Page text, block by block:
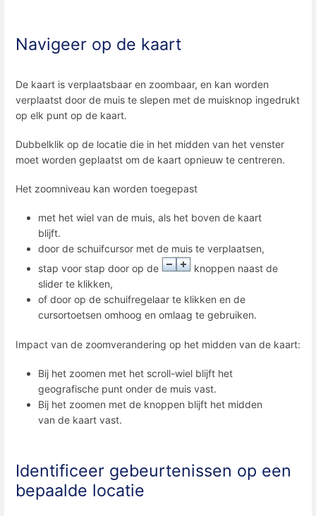
Navigeer op de kaart
De kaart is verplaatsbaar en zoombaar, en kan worden
verplaatst door de muis te slepen met de muisknop ingedrukt
op elk punt op de kaart.
Dubbelklik op de locatie die in het midden van het venster
moet worden geplaatst om de kaart opnieuw te centreren.
Het zoomniveau kan worden toegepast
met het wiel van de muis, als het boven de kaart
blijft.
door de schuifcursor met de muis te verplaatsen,
stap voor stap door op de
knoppen naast de
slider te klikken,
of door op de schuifregelaar te klikken en de
cursortoetsen omhoog en omlaag te gebruiken.
Impact van de zoomverandering op het midden van de kaart:
Bij het zoomen met het scroll-wiel blijft het
geografische punt onder de muis vast.
Bij het zoomen met de knoppen blijft het midden
van de kaart vast.
Identificeer gebeurtenissen op een
bepaalde locatie